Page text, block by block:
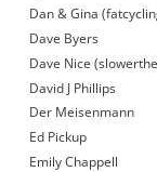
Dan & Gina
Dave Byers
Dave Nice
David J Phillips
Der Meisenmann
Ed Pickup
Emily Chappell